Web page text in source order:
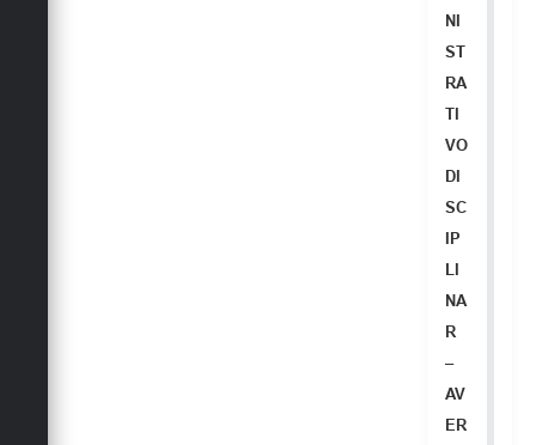
NI
ST
RA
TI
VO
DI
SC
IP
NA
R
–
AV
ER